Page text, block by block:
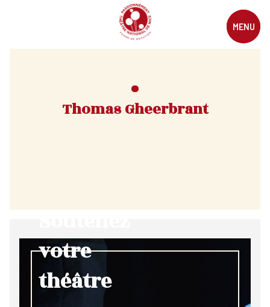
MENU
Thomas Gheerbrant
votre
théâtre